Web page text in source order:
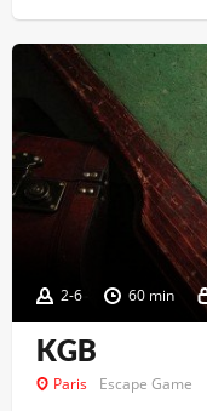
2-6 60 min
KGB
Paris Escape Game